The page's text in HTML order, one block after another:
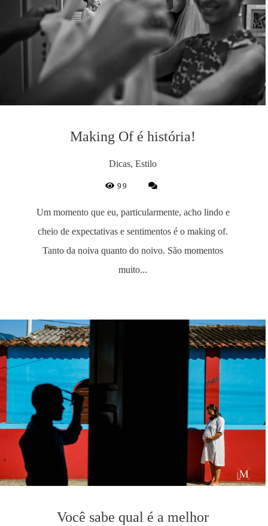
Making Of é história!
Dicas, Estilo
99
Um momento que eu, particularmente, acho lindo e
cheio de expectativas e sentimentos é o making of.
Tanto da noiva quanto do noivo. São momentos
muito...
Você sabe qual é a melhor